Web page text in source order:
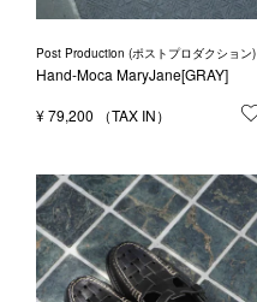
Post Production (ポストプロダクション)
Hand-Moca MaryJane[GRAY]
¥79,200